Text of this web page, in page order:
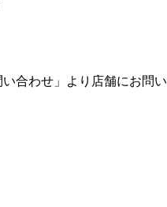
合わせ」より店舗にお問い